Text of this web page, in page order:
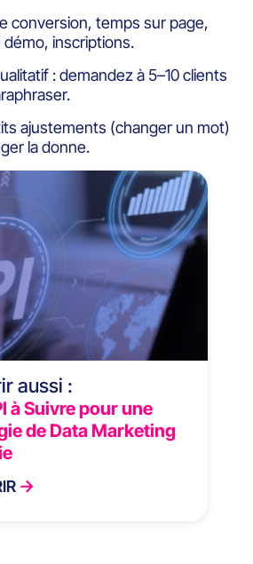
conversion, temps sur page,
inscriptions.
: demandez à 5–10 clients
ajustements (changer un mot)
la donne.
aussi :
à Suivre pour une
de Data Marketing